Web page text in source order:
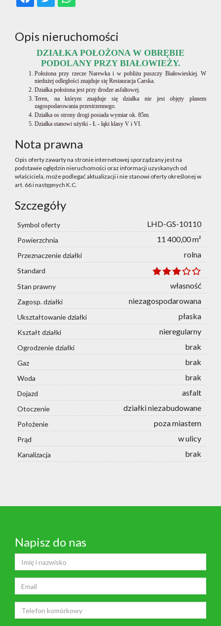
Opis nieruchomości
DZIAŁKA POŁOŻONA W OBRĘBIE
PODOLANY PRZY BIAŁOWIEŻY.
Położona przy rzecze Narewka i w pobliżu puszczy Białowieskiej. W
niedużej odległości znajduje się Restauracja Carska.
Działka położona jest przy drodze asfaltowej.
Teren, na którym znajduje się działka nie jest objęty planem
zagospodarowania przestrzennego.
Działka os strony drogi posiada wymiar ok. 85m.
Działka stanowi użytki - Ł - łąki klasy V i VI.
Nota prawna
Opis oferty zawarty na stronie internetowej sporządzany jest na
podstawie oględzin nieruchomości oraz informacji uzyskanych od
właściciela, może podlegać aktualizacji i nie stanowi oferty określonej w
art. 66 i następnych K.C.
Szczegóły
Symbol oferty LHD-GS-10110
Powierzchnia 11 400,00 m²
Przeznaczenie działki rolna
Standard
Stan prawny
własność
Zagosp. działki niezagospodarowana
Ukształtowanie działki płaska
Kształt działki nieregularny
Ogrodzenie działki brak
Gaz brak
Woda brak
Dojazd asfalt
Otoczenie działki niezabudowane
Położenie poza miastem
Prąd w ulicy
Kanalizacja brak
Napisz do nas